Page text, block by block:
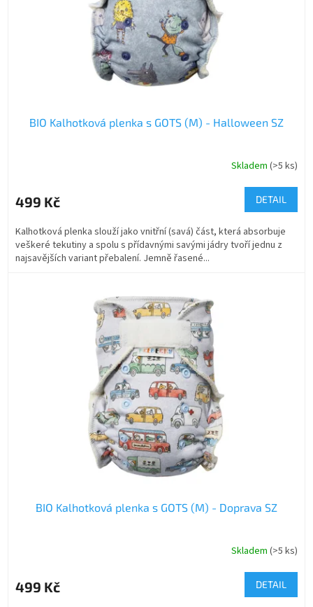
BIO Kalhotková plenka s GOTS (M) - Halloween SZ
Skladem (>5 ks)
499 Kč DETAIL
Kalhotková plenka slouží jako vnitřní (savá) část, která absorbuje
veškeré tekutiny a spolu s přídavnými savými jádry tvoří jednu z
najsavějších variant přebalení. Jemně řasené...
BIO Kalhotková plenka s GOTS (M) - Doprava SZ
Skladem (>5 ks)
499 Kč DETAIL